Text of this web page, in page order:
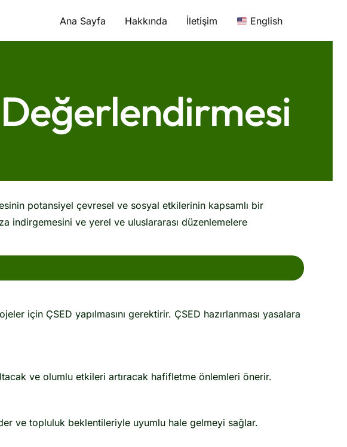
Ana Sayfa Hakkında İletişim English
potansiyel çevresel ve sosyal etkilerinin kapsamlı bir
indirgemesini ve yerel ve uluslararası düzenlemelere
için ÇSED yapılmasını gerektirir. ÇSED hazırlanması yasalara
ve olumlu etkileri artıracak hafifletme önlemleri önerir.
ve topluluk beklentileriyle uyumlu hale gelmeyi sağlar.